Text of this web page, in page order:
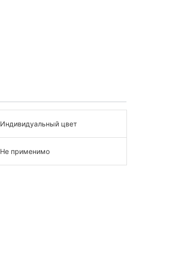
Индивидуальный цвет
Не применимо